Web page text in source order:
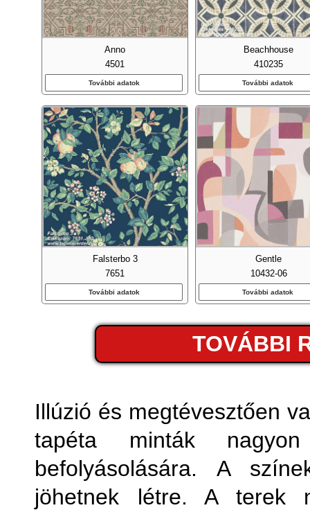
Fa
Anno
4501
További adatok
Beachhouse
410235
További adatok
Falsterbo 3
7651
További adatok
Gentle
10432-06
További adatok
TOVÁBBI
Illúzió és megtévesztően
tapéta minták
befolyásolására. A
jöhetnek létre. A terek